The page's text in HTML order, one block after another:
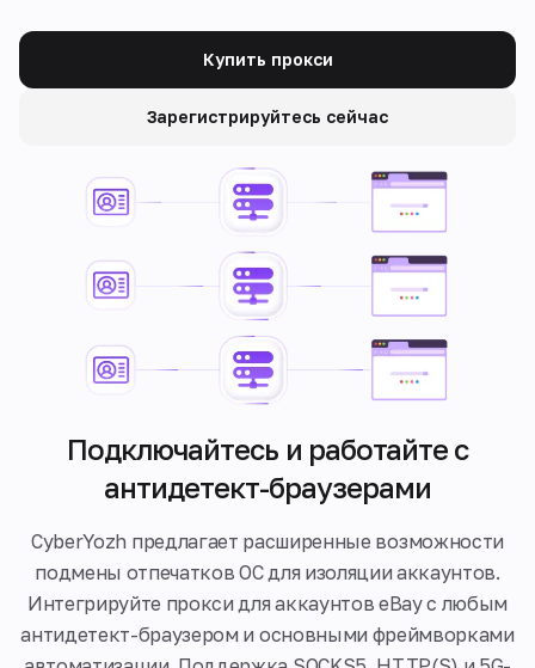
Купить прокси
Зарегистрируйтесь сейчас
Подключайтесь и работайте с
антидетект-браузерами
CyberYozh предлагает расширенные возможности
подмены отпечатков ОС для изоляции аккаунтов.
Интегрируйте прокси для аккаунтов eBay с любым
антидетект-браузером и основными фреймворками